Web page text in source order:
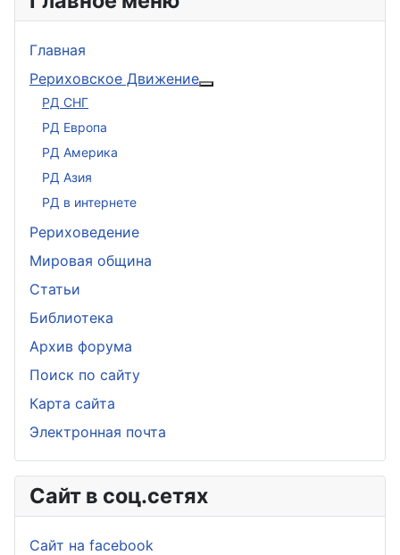
Главная
Рериховское Движение
РД СНГ
РД Европа
РД Америка
РД Азия
РД в интернете
Рериховедение
Мировая община
Статьи
Библиотека
Архив форума
Поиск по сайту
Карта сайта
Электронная почта
Сайт в соц.сетях
Сайт на facebook